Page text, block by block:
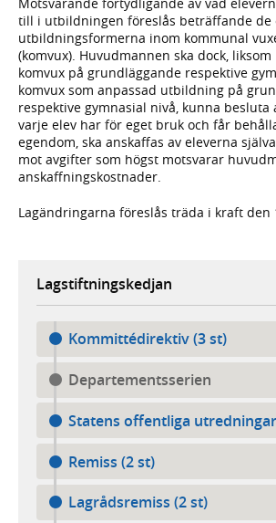
till i utbildningen föreslås beträffande de
utbildningsformerna inom kommunal
(komvux). Huvudmannen ska dock,
komvux på grundläggande respektive
komvux som anpassad utbildning på
respektive gymnasial nivå, kunna besluta
varje elev har för eget bruk och får
egendom, ska anskaffas av eleverna
mot avgifter som högst motsvarar
anskaffningskostnader.
Lagändringarna föreslås träda i kraft den
Lagstiftningskedjan
Kommittédirektiv (3 st)
Departementsserien
Statens offentliga
Remiss (2 st)
Lagrådsremiss (2 st)